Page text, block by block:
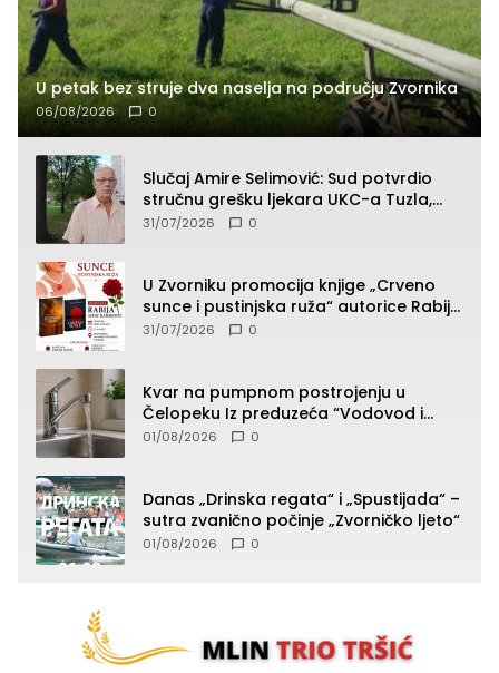
U petak bez struje dva naselja na području Zvornika
06/08/2026 0
Slučaj Amire Selimović: Sud potvrdio
stručnu grešku ljekara UKC-a Tuzla,
presudan dokaz ostala obdukcija
31/07/2026 0
U Zvorniku promocija knjige „Crveno
sunce i pustinjska ruža“ autorice Rabije
Avdić-Hamidović
31/07/2026 0
Kvar na pumpnom postrojenju u
Čelopeku Iz preduzeća “Vodovod i
komunalije”
01/08/2026 0
Danas „Drinska regata“ i „Spustijada“ –
sutra zvanično počinje „Zvorničko ljeto“
01/08/2026 0